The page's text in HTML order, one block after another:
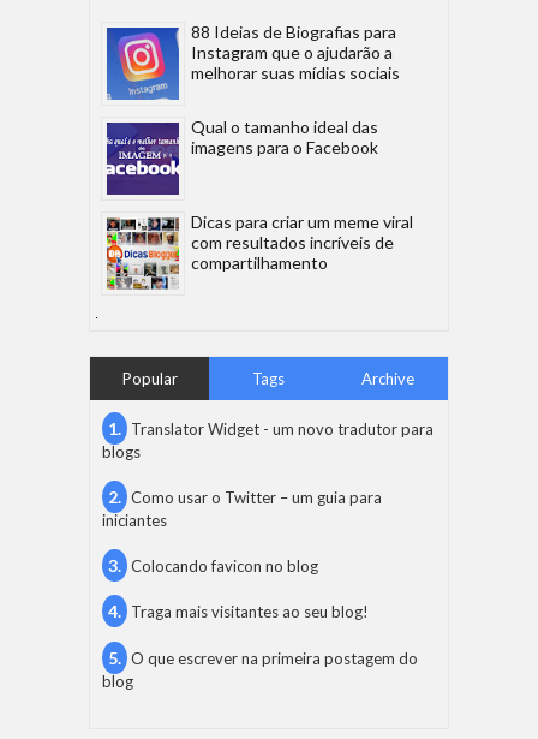
88 Ideias de Biografias para
Instagram que o ajudarão a
melhorar suas mídias sociais
Qual o tamanho ideal das
imagens para o Facebook
Dicas para criar um meme viral
com resultados incríveis de
compartilhamento
Popular Tags Archive
Translator Widget - um novo tradutor para
blogs
Como usar o Twitter – um guia para
iniciantes
Colocando favicon no blog
Traga mais visitantes ao seu blog!
O que escrever na primeira postagem do
blog